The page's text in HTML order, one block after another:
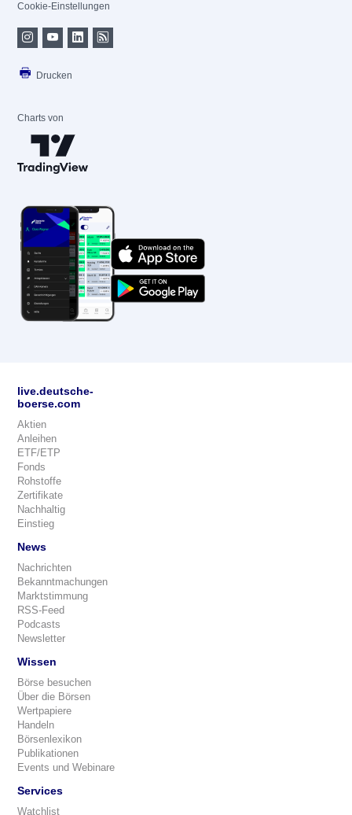
Cookie-Einstellungen
Drucken
Charts von
live.deutsche-
boerse.com
Aktien
Anleihen
ETF/ETP
Fonds
Rohstoffe
Zertifikate
Nachhaltig
Einstieg
News
Nachrichten
Bekanntmachungen
Marktstimmung
RSS-Feed
Podcasts
Newsletter
Wissen
Börse besuchen
Über die Börsen
Wertpapiere
Handeln
Börsenlexikon
Publikationen
Events und Webinare
Services
Watchlist